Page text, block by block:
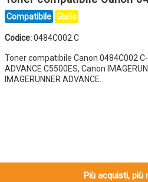
Compatibile Giallo
Codice:0484C002.C
Toner compatibile Canon 0484C002
ADVANCE C5500ES, Canon
IMAGERUNNER ADVANCE…
Più acquisti, più